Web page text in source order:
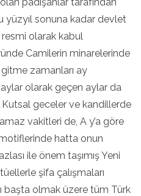
yüzyıl sonuna kadar devlet
olarak kabul
Camilerin minarelerinde
zamanları ay
olarak geçen aylar da
Kutsal geceler ve kandillerde
vakitleri de, A y’a göre
hatta onun
ile önem taşımış Yeni
şifa çalışmaları
başta olmak üzere tüm Türk